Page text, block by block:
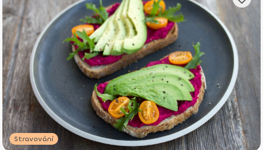
Stravování